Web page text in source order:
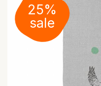
25%
sale